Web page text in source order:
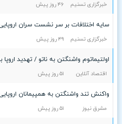
خبرگزاری تسنیم ۴۶ روز پیش
سایه اختلافات بر سر نشست سران
خبرگزاری تسنیم ۴٩ روز پیش
اقتصاد آنلاین ۵۱ روز پیش
واکنش تند واشنگتن به همپیمانان
مشرق نیوز ۵۱ روز پیش